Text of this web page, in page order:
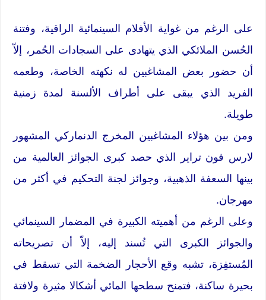
على الرغم من غواية الأفلام السينمائية الراقية، وفتنة
الحُسن الملائكي الذي يتهادى على السجادات الحُمر، إلاّ
أن حضور بعض المشاغبين له نكهته الخاصة، وطعمه
الفريد الذي يبقى على أطراف الألسنة لمدة زمنية
طويلة.
ومن بين هؤلاء المشاغبين المخرج الدنماركي المشهور
لارس فون تراير الذي حصد كبرى الجوائز العالمية من
بينها السعفة الذهبية، وجوائز لجنة التحكيم في أكثر من
مهرجان.
وعلى الرغم من أهميته الكبيرة في المضمار السينمائي
والجوائز الكبرى التي تُسند إليه، إلاّ أن تصريحاته
المُستفِزة، تشبه وقع الأحجار الضخمة التي تسقط في
بحيرة ساكنة، فتمنح سطحها المائي أشكالا مثيرة ولافتة